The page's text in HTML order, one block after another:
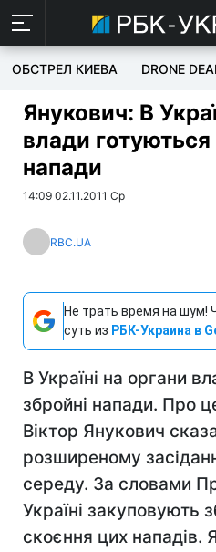
ОБСТРЕЛ КИЕВА DRONE
Янукович: В
влади готуються
напади
14:09 02.11.2011 Ср
RBC.UA
Не трать время на шум!
суть из РБК-Украина в
В Україні на органи
збройні напади. Про
Віктор Янукович
розширеному
середу. За словами
Україні закуповують
скоєння цих нападів.